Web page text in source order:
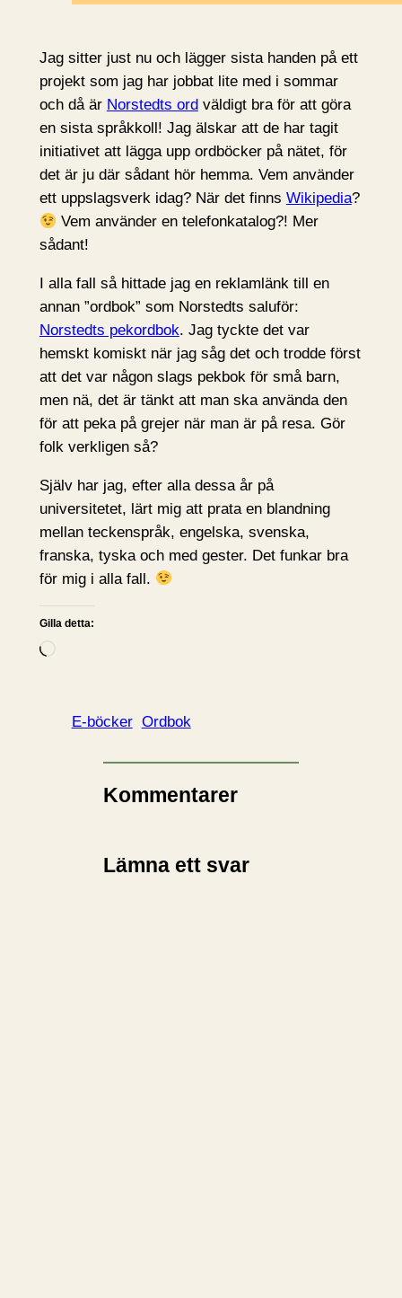
Jag sitter just nu och lägger sista handen på ett
projekt som jag har jobbat lite med i sommar
och då är Norstedts ordväldigt bra för att göra
en sista språkkoll! Jag älskar att de har tagit
initiativet att lägga upp ordböcker på nätet, för
det är ju där sådant hör hemma. Vem använder
ett uppslagsverk idag? När det finns Wikipedia?
Vem använder en telefonkatalog?! Mer
sådant!
I alla fall så hittade jag en reklamlänk till en
annan ”ordbok” som Norstedts saluför:
Norstedts pekordbok. Jag tyckte det var
hemskt komiskt när jag såg det och trodde först
att det var någon slags pekbok för små barn,
men nä, det är tänkt att man ska använda den
för att peka på grejer när man är på resa. Gör
folk verkligen så?
Själv har jag, efter alla dessa år på
universitetet, lärt mig att prata en blandning
mellan teckenspråk, engelska, svenska,
franska, tyska och med gester. Det funkar bra
för mig i alla fall.
Gilla detta:
L
E-böcker Ordbok
Kommentarer
Lämna ett svar